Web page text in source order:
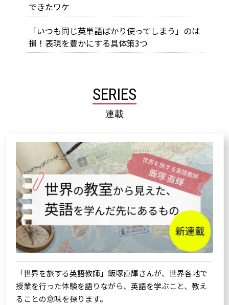
できたワケ
「いつも同じ英単語ばかり使ってしまう」のは
損！表現を豊かにする具体策3つ
SERIES
連載
「世界を旅する英語教師」飯塚直輝さんが、世界各地で
授業を行った体験を語りながら、英語を学ぶこと、教え
ることの意味を探ります。